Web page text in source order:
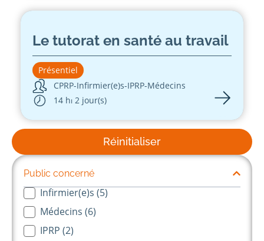
Réinitialiser
Public concerné
Public concernés-long
Infirmier(e)s (5)
Médecins (6)
IPRP (2)
Le tutorat en santé au travail
Présentiel
CPRP-Infirmier(e)s-IPRP-Médecins
14 h⏐ 2 jour(s)